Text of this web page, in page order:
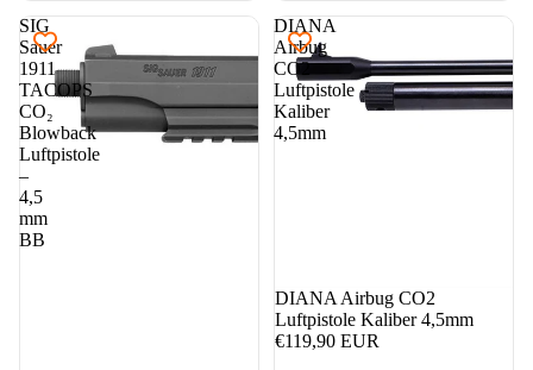
SIG
Sauer
1911
TACOPS
CO₂
Blowback
Luftpistole
–
4,5
mm
BB
DIANA
Airbug
CO2
Luftpistole
Kaliber
4,5mm
DIANA Airbug CO2
Luftpistole Kaliber 4,5mm
€119,90 EUR